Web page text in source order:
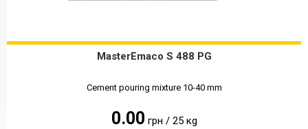
MasterEmaco S 488 PG
Cement pouring mixture 10-40 mm
0.00 грн / 25 кg